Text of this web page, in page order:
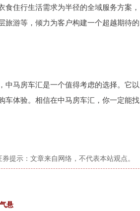
住行生活需求为半径的全域服务方案，
旅游等，倾力为客户构建一个超越期待的
马房车汇是一个值得考虑的选择。它以
车体验。相信在中马房车汇，你一定能找
提示：文章来自网络，不代表本站观点。
悬